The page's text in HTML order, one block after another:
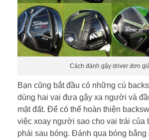
Cách đánh gậy driver đơn
Bạn cũng bắt đầu có những cú
dùng hai vai đưa gậy xa người và
mặt đất. Để có thể hoàn thiện
việc xoay người sao cho vai trái của
phái sau bóng. Đánh qua bóng